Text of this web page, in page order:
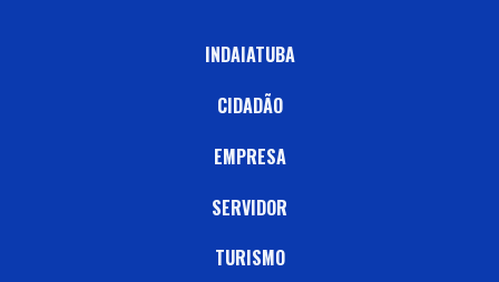
INDAIATUBA
CIDADÃO
EMPRESA
SERVIDOR
TURISMO